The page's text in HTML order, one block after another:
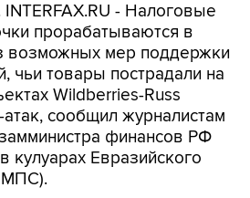
INTERFAX.RU - Налоговые
прорабатываются в
возможных мер поддержки
чьи товары пострадали на
Wildberries-Russ
сообщил журналистам
финансов РФ
кулуарах Евразийского